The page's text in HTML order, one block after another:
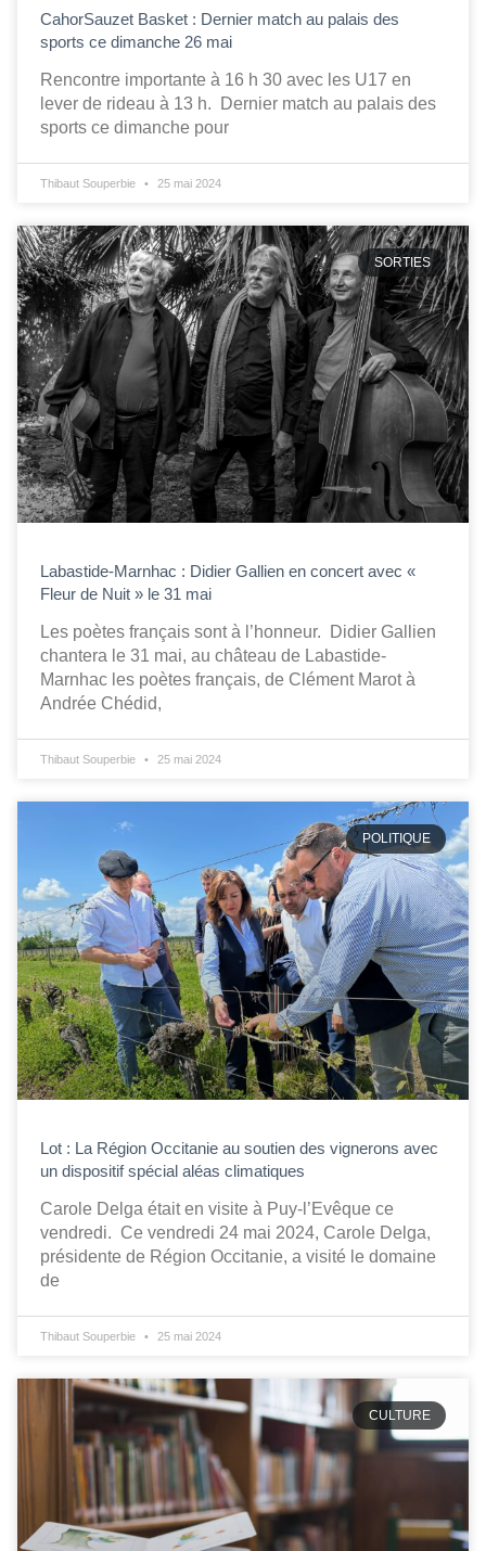
CahorSauzet Basket : Dernier match au palais des
sports ce dimanche 26 mai
Rencontre importante à 16 h 30 avec les U17 en
lever de rideau à 13 h. Dernier match au palais des
sports ce dimanche pour
Thibaut Souperbie 25 mai 2024
SORTIES
Labastide-Marnhac : Didier Gallien en concert avec «
Fleur de Nuit » le 31 mai
Les poètes français sont à l’honneur. Didier Gallien
chantera le 31 mai, au château de Labastide-
Marnhac les poètes français, de Clément Marot à
Andrée Chédid,
Thibaut Souperbie 25 mai 2024
POLITIQUE
Lot : La Région Occitanie au soutien des vignerons avec
un dispositif spécial aléas climatiques
Carole Delga était en visite à Puy-l’Evêque ce
vendredi. Ce vendredi 24 mai 2024, Carole Delga,
présidente de Région Occitanie, a visité le domaine
de
Thibaut Souperbie 25 mai 2024
CULTURE